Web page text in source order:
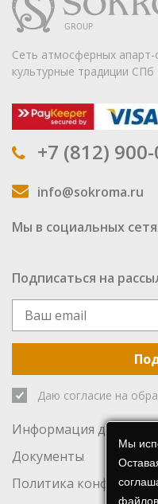
Сеть атмосферных
культурные традиции СПб
+7 (812)
info@sokroma.ru
Мы в социальных
Подписаться на
Даю согласие на
Информация для
Документы
Политика
Мы